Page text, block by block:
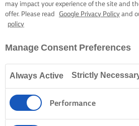
may impact your experience of the site and
offer. Please read
Google Privacy Policy and
policy
Manage Consent Preferences
Strictly
Always Active
Performance